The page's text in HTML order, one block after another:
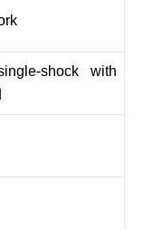
shock with